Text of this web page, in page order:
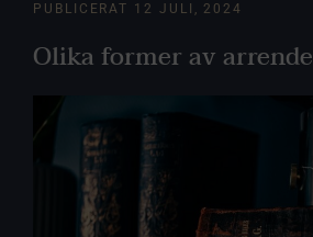
PUBLICERAT 12 JULI, 2024
Olika former av arrende